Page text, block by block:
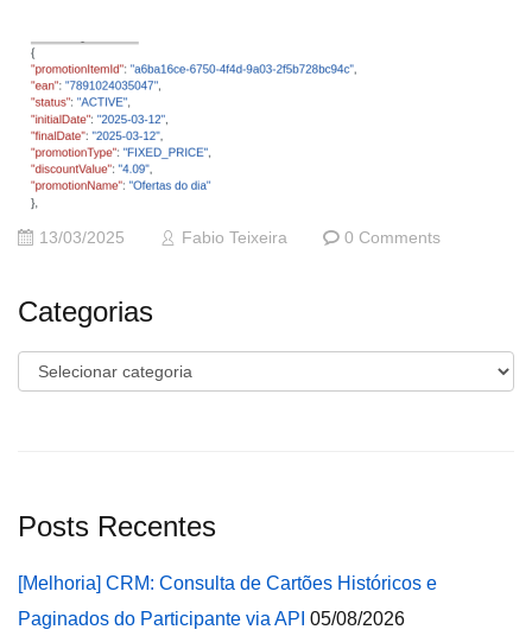
13/03/2025 Fabio Teixeira 0 Comments
Categorias
Categorias
Posts Recentes
[Melhoria] CRM: Consulta de Cartões Históricos e
Paginados do Participante via API 05/08/2026